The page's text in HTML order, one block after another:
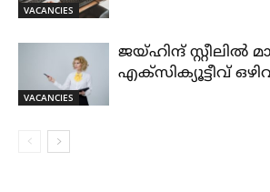
VACANCIES
VACANCIES
ജയ്‌ഹിന്ദ്‌ സ്റ്റീലിൽ
എക്സിക്യൂട്ടീവ്